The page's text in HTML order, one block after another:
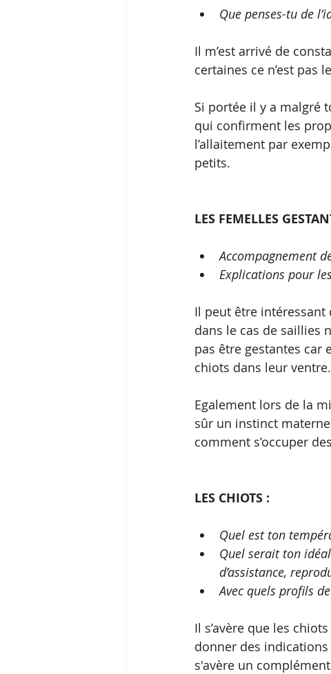
Que penses-tu de
Il m’est arrivé de
certaines ce n’est pas
Si portée il y a malgré
qui confirment les
l’allaitement par
petits.
LES FEMELLES
Accompagnement
Explications pour
Il peut être intéressant
dans le cas de saillies
pas être gestantes car
chiots dans leur ventre.
Egalement lors de la
sûr un instinct
comment s’occuper
LES CHIOTS :
Quel est ton
Quel serait ton
d’assistance,
Avec quels profils
Il s’avère que les
donner des indications
s'avère un